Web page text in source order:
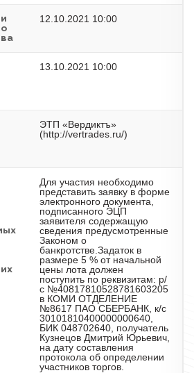
12.10.2021 10:00
13.10.2021 10:00
ЭТП «Вердиктъ»
(http://vertrades.ru/)
Для участия необходимо
представить заявку в форме
электронного документа,
подписанного ЭЦП
заявителя содержащую
сведения предусмотренные
Законом о
банкротстве.Задаток в
размере 5 % от начальной
цены лота должен
поступить по реквизитам: р/
с №40817810528781603205
в КОМИ ОТДЕЛЕНИЕ
№8617 ПАО СБЕРБАНК, к/с
30101810400000000640,
БИК 048702640, получатель
Кузнецов Дмитрий Юрьевич,
на дату составления
протокола об определении
участников торгов.